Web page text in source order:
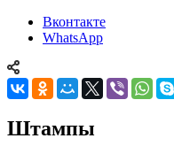
Вконтакте
WhatsApp
Штампы